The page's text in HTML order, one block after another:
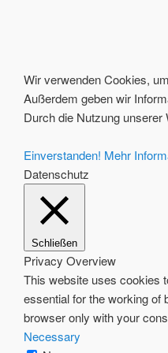
Wir verwenden Cookies,
Außerdem geben wir
Durch die Nutzung
Einverstanden! Mehr
Datenschutz
Schließen
Privacy Overview
This website uses cookies
essential for the working of
browser only with your
Necessary